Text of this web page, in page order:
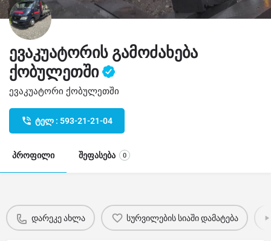
ევაკუატორის გამოძახება
ქობულეთში
ევაკუატორი ქობულეთში
ტელ : 593-21-21-04
პროფილი შეფასება 0
დარეკე ახლა სურვილების სიაში დამატება